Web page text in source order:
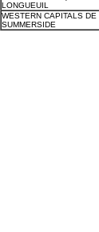
LONGUEUIL
WESTERN CAPITALS DE
SUMMERSIDE